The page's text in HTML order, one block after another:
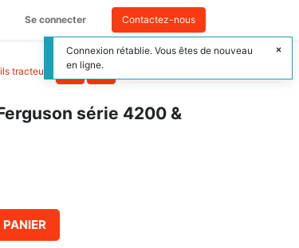
Se connecter Contactez-nous
tracteur
série 4200 &
Connexion rétablie. Vous êtes de nouveau
en ligne.